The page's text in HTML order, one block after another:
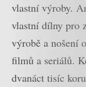
vlastní výroby.
vlastní dílny pro
výrobě a nošení
filmů a seriálů.
dvanáct tisíc